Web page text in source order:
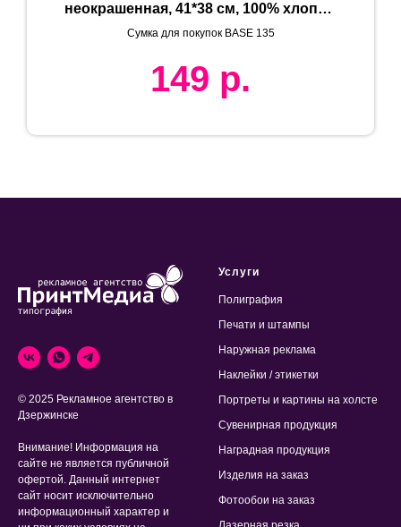
неокрашенная, 41*38 см, 100% хлопок,
135 г/м2
Сумка для покупок BASE 135
149 р.
© 2025 Рекламное агентство в
Дзержинске
Внимание! Информация на
сайте не является публичной
офертой. Данный интернет
сайт носит исключительно
информационный характер и
Услуги
Полиграфия
Печати и штампы
Наружная реклама
Наклейки / этикетки
Портреты и картины на холсте
Сувенирная продукция
Наградная продукция
Изделия на заказ
Фотообои на заказ